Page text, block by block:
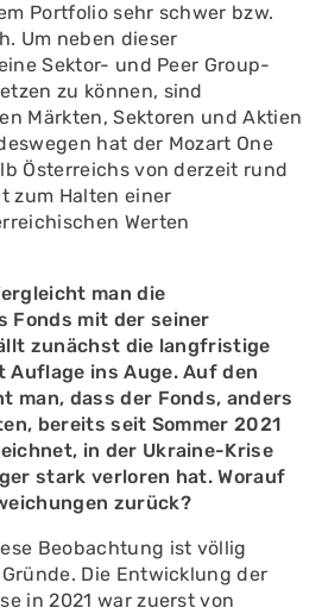
Portfolio sehr schwer bzw.
Um neben dieser
Sektor- und Peer Group-
zu können, sind
Märkten, Sektoren und Aktien
hat der Mozart One
Österreichs von derzeit rund
zum Halten einer
Werten
man die
Fonds mit der seiner
zunächst die langfristige
ins Auge. Auf den
man, dass der Fonds, anders
bereits seit Sommer 2021
in der Ukraine-Krise
stark verloren hat. Worauf
zurück?
Beobachtung ist völlig
Die Entwicklung der
in 2021 war zuerst von